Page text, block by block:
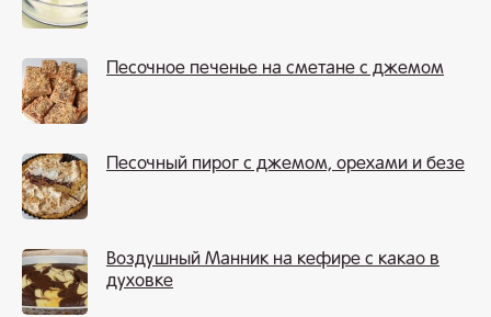
Песочное печенье на сметане с джемом
Песочный пирог с джемом, орехами и безе
Воздушный Манник на кефире с какао в
духовке